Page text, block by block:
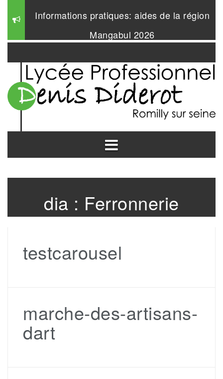
contenu
Informations pratiques: aides de la région
Mangabul 2026
dia : Ferronnerie
testcarousel
marche-des-artisans-
dart